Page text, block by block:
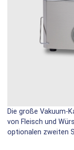
Die große Vakuum-
von Fleisch und
optionalen zweiten